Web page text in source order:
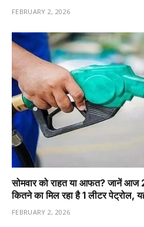
FEBRUARY 2, 2026
सोमवार को राहत या आफत? जानें
कितने का मिल रहा है 1 लीटर पेट्रोल,
FEBRUARY 2, 2026